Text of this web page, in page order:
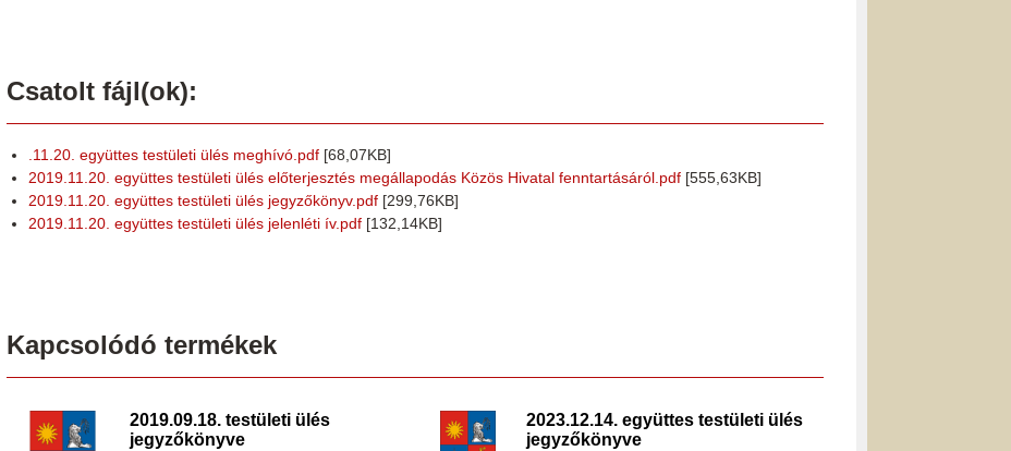
Csatolt fájl(ok):
.11.20. együttes testületi ülés meghívó.pdf [68,07KB]
2019.11.20. együttes testületi ülés előterjesztés megállapodás Közös Hivatal fenntartásáról.pdf [555,63KB]
2019.11.20. együttes testületi ülés jegyzőkönyv.pdf [299,76KB]
2019.11.20. együttes testületi ülés jelenléti ív.pdf [132,14KB]
Kapcsolódó termékek
2019.09.18. testületi ülés
jegyzőkönyve
2023.12.14. együttes testületi ülés
jegyzőkönyve